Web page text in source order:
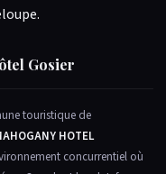
Gosier
touristique de
HOTEL
concurrentiel où